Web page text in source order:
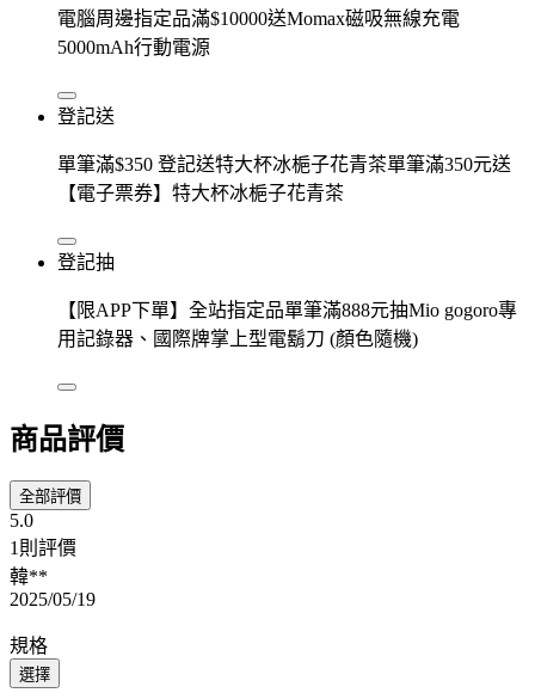
電腦周邊指定品滿$10000送Momax磁吸無線充電
5000mAh行動電源
登記送
單筆滿$350 登記送特大杯冰梔子花青茶單筆滿350元送
【電子票券】特大杯冰梔子花青茶
登記抽
【限APP下單】全站指定品單筆滿888元抽Mio gogoro專
用記錄器、國際牌掌上型電鬍刀 (顏色隨機)
商品評價
全部評價
5.0
1則評價
韓**
2025/05/19
規格
選擇